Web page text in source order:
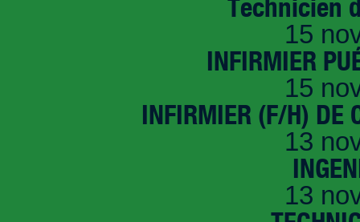
Technicien
15
INFIRMIER
15
INFIRMIER (F/H) DE
13
13